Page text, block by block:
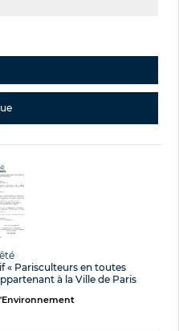
« Parisculteurs en toutes
à la Ville de Paris